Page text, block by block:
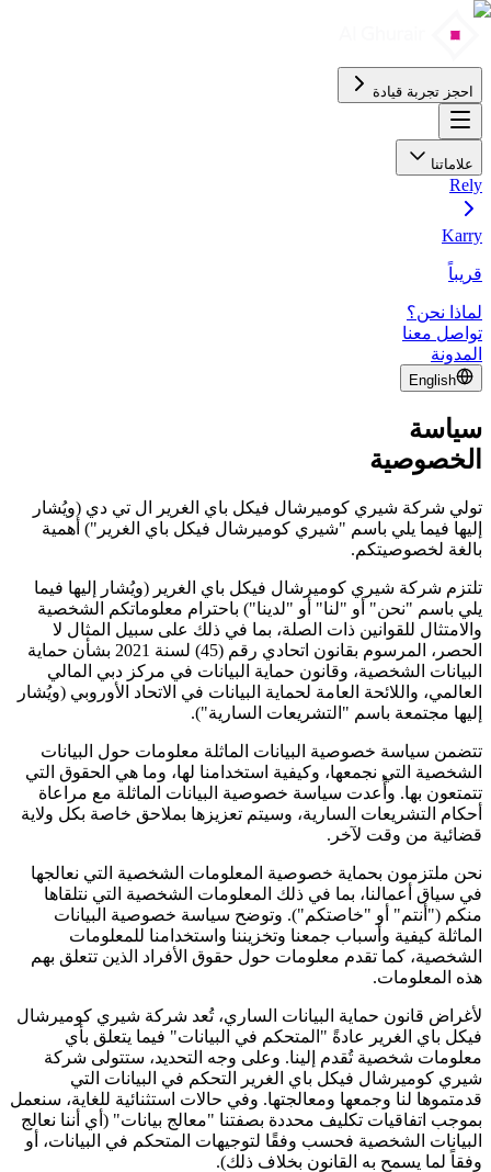
احجز تجربة قيادة
علاماتنا
Rely
Karry
قريباً
لماذا نحن؟
تواصل معنا
المدونة
English
سياسة
الخصوصية
تولي شركة شيري كوميرشال فيكل باي الغرير ال تي دي (ويُشار
إليها فيما يلي باسم "شيري كوميرشال فيكل باي الغرير") أهمية
بالغة لخصوصيتكم.
تلتزم شركة شيري كوميرشال فيكل باي الغرير (ويُشار إليها فيما
يلي باسم "نحن" أو "لنا" أو "لدينا") باحترام معلوماتكم الشخصية
والامتثال للقوانين ذات الصلة، بما في ذلك على سبيل المثال لا
الحصر، المرسوم بقانون اتحادي رقم (45) لسنة 2021 بشأن حماية
البيانات الشخصية، وقانون حماية البيانات في مركز دبي المالي
العالمي، واللائحة العامة لحماية البيانات في الاتحاد الأوروبي (ويُشار
إليها مجتمعة باسم "التشريعات السارية").
تتضمن سياسة خصوصية البيانات الماثلة معلومات حول البيانات
الشخصية التي نجمعها، وكيفية استخدامنا لها، وما هي الحقوق التي
تتمتعون بها. وأُعدت سياسة خصوصية البيانات الماثلة مع مراعاة
أحكام التشريعات السارية، وسيتم تعزيزها بملاحق خاصة بكل ولاية
قضائية من وقت لآخر.
نحن ملتزمون بحماية خصوصية المعلومات الشخصية التي نعالجها
في سياق أعمالنا، بما في ذلك المعلومات الشخصية التي نتلقاها
منكم ("أنتم" أو "خاصتكم"). وتوضح سياسة خصوصية البيانات
الماثلة كيفية وأسباب جمعنا وتخزيننا واستخدامنا للمعلومات
الشخصية، كما تقدم معلومات حول حقوق الأفراد الذين تتعلق بهم
هذه المعلومات.
لأغراض قانون حماية البيانات الساري، تُعد شركة شيري كوميرشال
فيكل باي الغرير عادةً "المتحكم في البيانات" فيما يتعلق بأي
معلومات شخصية تُقدم إلينا. وعلى وجه التحديد، ستتولى شركة
شيري كوميرشال فيكل باي الغرير التحكم في البيانات التي
قدمتموها لنا وجمعها ومعالجتها. وفي حالات استثنائية للغاية، سنعمل
بموجب اتفاقيات تكليف محددة بصفتنا "معالج بيانات" (أي أننا نعالج
البيانات الشخصية فحسب وفقًا لتوجيهات المتحكم في البيانات، أو
وفقاً لما يسمح به القانون بخلاف ذلك).